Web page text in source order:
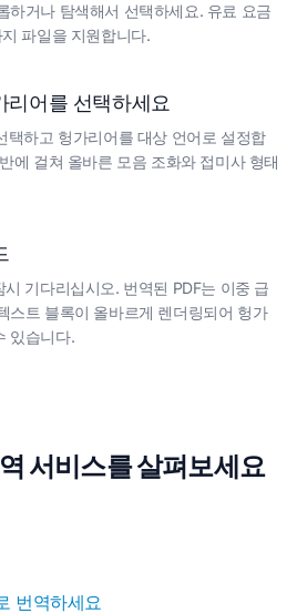
하거나 탐색해서 선택하세요. 유료 요금
파일을 지원합니다.
리어를 선택하세요
택하고 헝가리어를 대상 언어로 설정합
에 걸쳐 올바른 모음 조화와 접미사 형태
기다리십시오. 번역된 PDF는 이중 급
스트 블록이 올바르게 렌더링되어 헝가
있습니다.
서비스를 살펴보세요
번역하세요